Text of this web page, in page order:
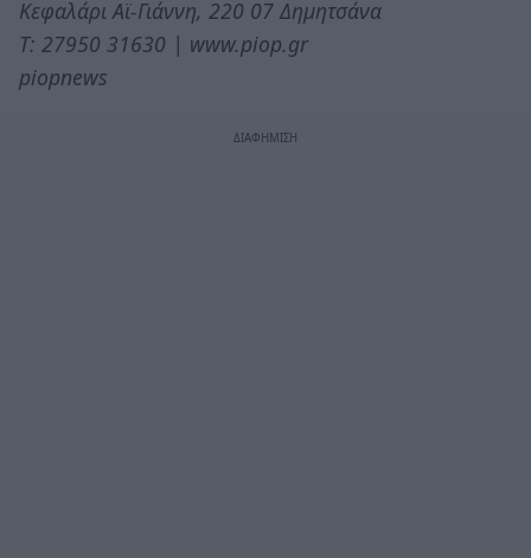
Κεφαλάρι Αϊ-Γιάννη, 220 07 Δημητσάνα
Τ: 27950 31630 | www.piop.gr
piopnews